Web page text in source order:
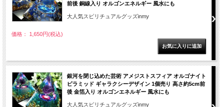
前後 銅線入り オルゴンエネルギー 風水にも
大人気スピリチュアルグッズinmy
価格： 1,650円(税込)
銀河を閉じ込めた芸術 アメジストスフィア オルゴナイト
ピラミッド ギャラクシーデザイン 1個売り 高さ約5cm前
後 金箔入り オルゴンエネルギー 風水にも
大人気スピリチュアルグッズinmy